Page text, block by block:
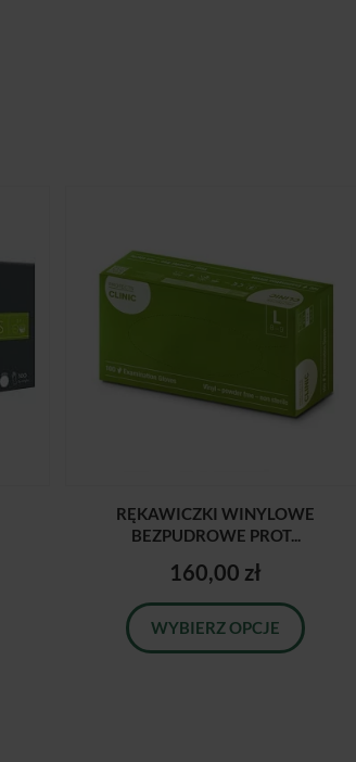
RĘKAWICZKI WINYLOWE
BEZPUDROWE PROT...
160,00 zł
WYBIERZ OPCJE